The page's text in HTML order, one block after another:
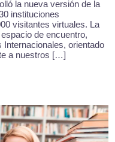
la nueva versión de la
instituciones
visitantes virtuales. La
de encuentro,
orientado
a nuestros […]